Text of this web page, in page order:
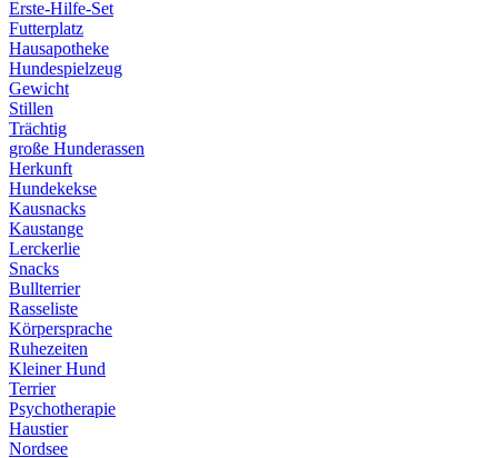
Erste-Hilfe-Set
Futterplatz
Hausapotheke
Hundespielzeug
Gewicht
Stillen
Trächtig
große Hunderassen
Herkunft
Hundekekse
Kausnacks
Kaustange
Lerckerlie
Snacks
Bullterrier
Rasseliste
Körpersprache
Ruhezeiten
Kleiner Hund
Terrier
Psychotherapie
Haustier
Nordsee